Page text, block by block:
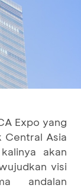
Expo yang
Central Asia
akan
visi
andalan